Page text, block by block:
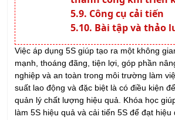
Việc áp dụng 5S giúp tạo ra một không
mạnh, thoáng đãng, tiện lợi, góp phần
nghiệp và an toàn trong môi trường làm
suất lao động và đặc biệt là có điều kiện
quản lý chất lượng hiệu quả. Khóa học
làm 5S hiệu quả và cải tiến 5S để đạt hiệu
tạo 5S của iRTC giúp học viên có nhận
kiến thức của 5S cũng như nắm rõ các
quy định phù hợp và cách quản lý 5S tại